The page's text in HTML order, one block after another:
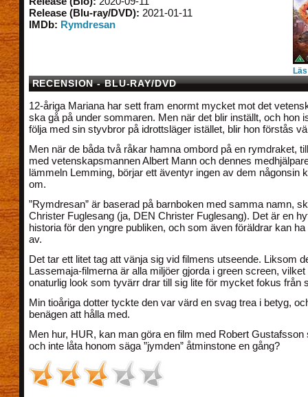
Release (Blu-ray/DVD): 2021-01-11
IMDb: Rymdresan
RECENSION - BLU-RAY/DVD
12-åriga Mariana har sett fram enormt mycket mot det
ska gå på under sommaren. Men när det blir inställt, och hon
följa med sin styvbror på idrottsläger istället, blir hon förstås
Men när de båda två råkar hamna ombord på en rymdraket,
med vetenskapsmannen Albert Mann och dennes
lämmeln Lemming, börjar ett äventyr ingen av dem någonsin
om.
”Rymdresan” är baserad på barnboken med samma namn,
Christer Fuglesang (ja, DEN Christer Fuglesang). Det är en
historia för den yngre publiken, och som även föräldrar kan
av.
Det tar ett litet tag att vänja sig vid filmens utseende. Liksom
Lassemaja-filmerna är alla miljöer gjorda i green screen, vilket
onaturlig look som tyvärr drar till sig lite för mycket fokus från
Min tioåriga dotter tyckte den var värd en svag trea i betyg,
benägen att hålla med.
Men hur, HUR, kan man göra en film med Robert Gustafsson
och inte låta honom säga ”jymden” åtminstone en gång?